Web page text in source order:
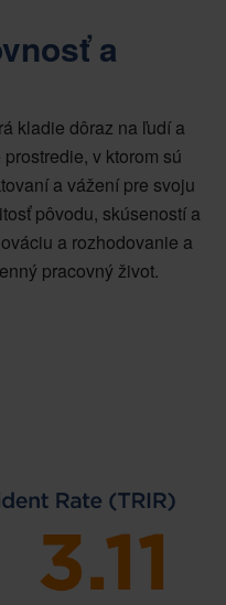
a
kladie dôraz na ľudí a
v ktorom sú
a vážení pre svoju
pôvodu, skúseností a
a rozhodovanie a
pracovný život.